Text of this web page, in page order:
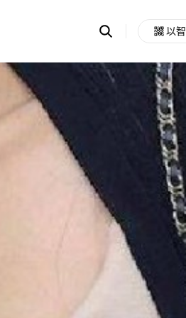
Search
OpenChats
messages
search
area
以